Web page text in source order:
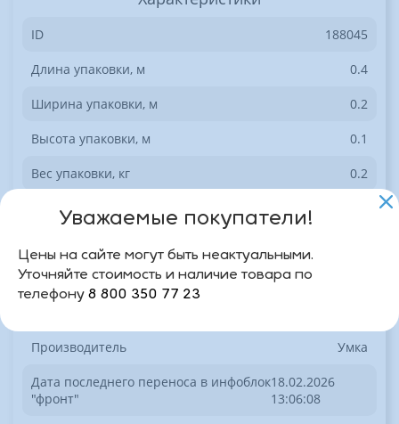
ID 188045
Длина упаковки, м 0.4
Ширина упаковки, м 0.2
Высота упаковки, м 0.1
Вес упаковки, кг 0.2
КатегорияТовара Раскраски и прописи
Артикул
Производитель Умка
Дата последнего переноса в инфоблок
"фронт"
18.02.2026
13:06:08
Уважаемые покупатели!
Цены на сайте могут быть неактуальными.
Уточняйте стоимость и наличие товара по
телефону 8 800 350 77 23